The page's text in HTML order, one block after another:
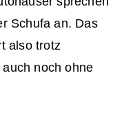
Schufa an. Das
also trotz
noch ohne